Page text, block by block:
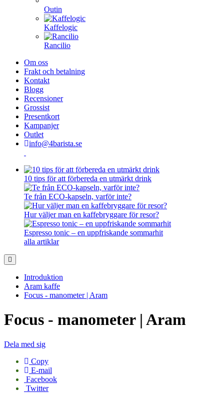
Outin
Kaffelogic
Rancilio
Om oss
Frakt och betalning
Kontakt
Blogg
Recensioner
Grossist
Presentkort
Kampanjer
Outlet
info@4barista.se
10 tips för att förbereda en utmärkt drink
Te från ECO-kapseln, varför inte?
Hur väljer man en kaffebryggare för resor?
Espresso tonic – en uppfriskande sommarhit
alla artiklar
Introduktion
Aram kaffe
Focus - manometer | Aram
Focus - manometer | Aram
Dela med sig
Copy
E-mail
Facebook
Twitter